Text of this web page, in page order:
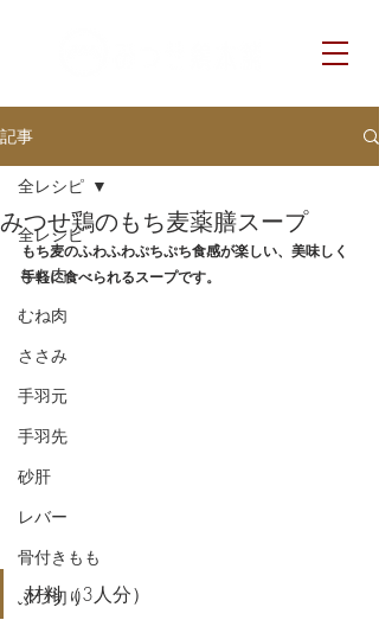
記事
全レシピ
もも肉
むね肉
ささみ
手羽元
手羽先
砂肝
レバー
骨付きもも
ぶつ切り
全レシピ
みつせ鶏のもち麦薬膳スープ
もち麦のふわふわぷちぷち食感が楽しい、美味しく
手軽に食べられるスープです。
材料（3人分）